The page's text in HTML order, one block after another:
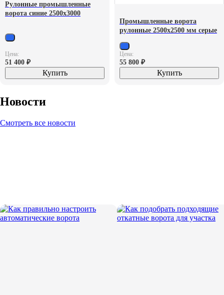
Рулонные промышленные
ворота синие 2500х3000
Цена:
51 400 ₽
Купить
Промышленные ворота
рулонные 2500х2500 мм серые
Цена:
55 800 ₽
Купить
Новости
Смотреть все новости